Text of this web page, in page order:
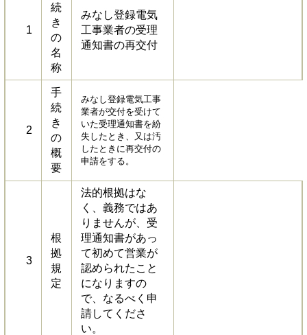
1
続
き
の
名
称
みなし登録電気
工事業者の受理
通知書の再交付
2
手
続
き
の
概
要
みなし登録電気工事
業者が交付を受けて
いた受理通知書を紛
失したとき、又は汚
したときに再交付の
申請をする。
3
根
拠
規
定
法的根拠はな
く、義務ではあ
りませんが、受
理通知書があっ
て初めて営業が
認められたこと
になりますの
で、なるべく申
請してくださ
い。